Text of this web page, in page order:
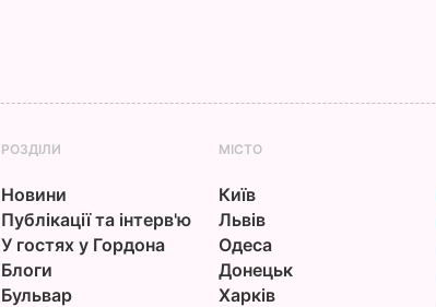
РОЗДІЛИ
Новини
Публікації та інтерв'ю
У гостях у Гордона
Блоги
Бульвар
МІСТО
Київ
Львів
Одеса
Донецьк
Харків